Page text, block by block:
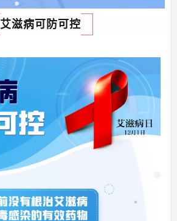
艾滋病可防可控